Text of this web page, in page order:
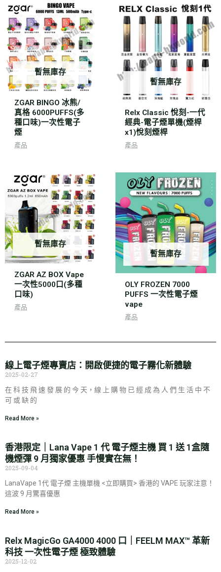
暫無庫存
ZGAR BINGO 冰熊/
真格 6000PUFFS(多
種口味)一次性電子
煙
產品
暫無庫存
Relx Classic 悅刻-一代
經典-電子煙單機(煙桿
x1)悅刻煙桿
產品
暫無庫存
ZGAR AZ BOX Vape
一次性5000口(多種
口味)
產品
暫無庫存
OLY FROZEN 7000
PUFFS 一次性電子煙
vape
產品
線上電子煙專賣店：開啟便捷的電子霧化新體驗
2025-02-27
在 科 技 飛 速 發 展 的 今 天，線 上 購 物 已 經 成 為 人 們 生 活 中 不
可 或 缺 的
Read More »
香港限定｜Lana Vape 1 代 電子煙主機 買 1 送 1盒隨
機煙彈 9 月獨家優惠 手慢實在無！
2025-09-04
LanaVape 1代 電子煙 主機單機 <立即購買> 香港的 VAPE 玩家注意！
這波 9 月驚喜優惠
Read More »
Relx MagicGo GA4000 4000 口｜FEELM MAX™ 革新
科技 一次性電子煙 極致體驗
2025-12-02